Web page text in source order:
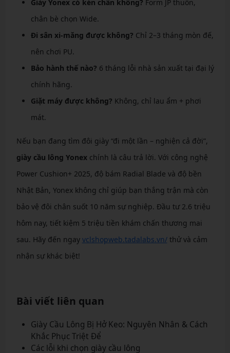
Giày Yonex có kén chân không? Form JP thuôn,
chân bè chọn Wide.
Đi sân xi-măng được không? Chỉ 2–3 tháng mòn đế,
nên chơi PU.
Bảo hành thế nào? 6 tháng lỗi nhà sản xuất tại đại lý
chính hãng.
Giặt máy được không? Không, chỉ lau ẩm + phơi
mát.
Nếu bạn đang tìm đôi giày “đi một lần – nghiện cả đời”,
giày cầu lông Yonexchính là câu trả lời. Với công nghệ
Power Cushion+ 2025, độ bám Radial Blade và độ bền
Nhật Bản, Yonex không chỉ giúp bạn thắng trận mà còn
bảo vệ đôi chân suốt 10 năm sự nghiệp. Đầu tư 2.6 triệu
hôm nay, tiết kiệm 5 triệu tiền khám chấn thương mai
sau. Hãy đến ngay vclshopweb.tadalabs.vn/thử và cảm
nhận sự khác biệt!
Bài viết liên quan
Giày Cầu Lông Bị Hở Keo: Nguyên Nhân & Cách
Khắc Phục Triệt Để
Các lỗi khi chọn giày cầu lông